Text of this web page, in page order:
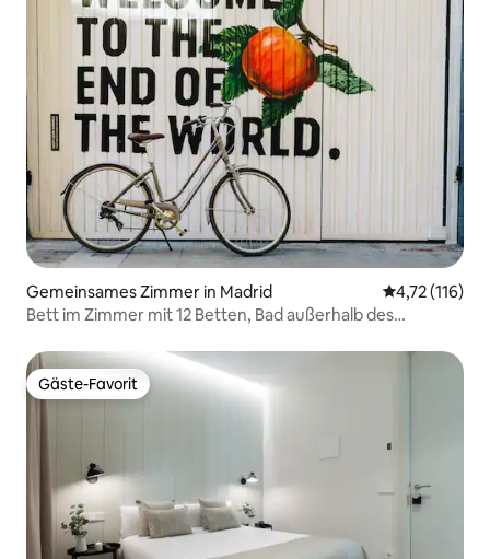
Gemeinsames Zimmer in Madrid
4,72 (116)
Bett im Zimmer mit 12 Betten, Bad außerhalb des
Gäste-Favorit
Gäste-Favorit